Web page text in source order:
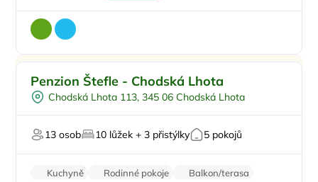
Pro rodiny s dětmi
Dětská postýlka
Venkovní gril
Pro svatby a oslavy
Penzion Štefle - Chodská Lhota
Chodská Lhota 113, 345 06 Chodská Lhota
13 osob 10 lůžek + 3 přistýlky 5 pokojů
Kuchyně Rodinné pokoje
Balkon/terasa